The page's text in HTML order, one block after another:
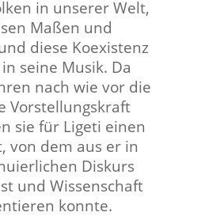
in unserer Welt,
Maßen und
diese Koexistenz
seine Musik. Da
nach wie vor die
Vorstellungskraft
sie für Ligeti einen
von dem aus er in
Diskurs
und Wissenschaft
konnte.